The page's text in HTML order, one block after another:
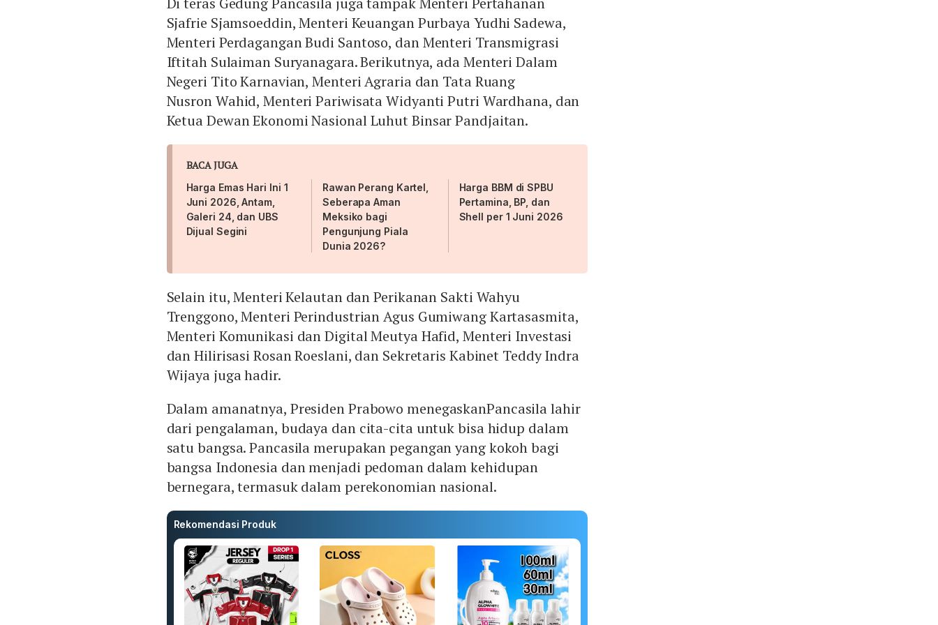
Sjafrie Sjamsoeddin, Menteri Keuangan Purbaya Yudhi Sadewa,
Menteri Perdagangan Budi Santoso, dan Menteri Transmigrasi
Iftitah Sulaiman Suryanagara. Berikutnya, ada Menteri Dalam
Negeri Tito Karnavian, Menteri Agraria dan Tata Ruang
Nusron Wahid, Menteri Pariwisata Widyanti Putri Wardhana, dan
Ketua Dewan Ekonomi Nasional Luhut Binsar Pandjaitan.
BACA JUGA
Harga Emas Hari Ini 1
Juni 2026, Antam,
Galeri 24, dan UBS
Dijual Segini
Rawan Perang Kartel,
Seberapa Aman
Meksiko bagi
Pengunjung Piala
Dunia 2026?
Harga BBM di SPBU
Pertamina, BP, dan
Shell per 1 Juni 2026
Selain itu, Menteri Kelautan dan Perikanan Sakti Wahyu
Trenggono, Menteri Perindustrian Agus Gumiwang Kartasasmita,
Menteri Komunikasi dan Digital Meutya Hafid, Menteri Investasi
dan Hilirisasi Rosan Roeslani, dan Sekretaris Kabinet Teddy Indra
Wijaya juga hadir.
Dalam amanatnya, Presiden Prabowo menegaskanPancasila lahir
dari pengalaman, budaya dan cita-cita untuk bisa hidup dalam
satu bangsa. Pancasila merupakan pegangan yang kokoh bagi
bangsa Indonesia dan menjadi pedoman dalam kehidupan
bernegara, termasuk dalam perekonomian nasional.
Rekomendasi Produk